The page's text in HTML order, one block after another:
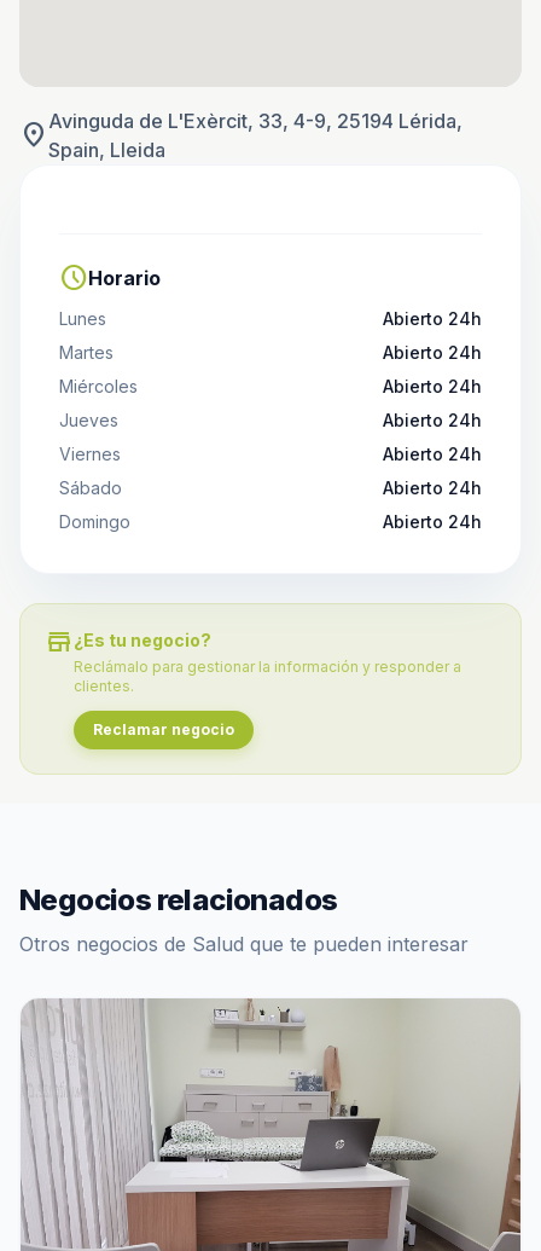
location_on Avinguda de L'Exèrcit, 33, 4-9, 25194 Lérida,
Spain, Lleida
scheduleHorario
Lunes
Abierto 24h
Martes
Abierto 24h
Miércoles
Abierto 24h
Jueves
Abierto 24h
Viernes
Abierto 24h
Sábado
Abierto 24h
Domingo
Abierto 24h
store ¿Es tu negocio?
Reclámalo para gestionar la información y responder a
clientes.
Reclamar negocio
Negocios relacionados
Otros negocios de Salud que te pueden interesar